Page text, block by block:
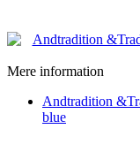
Mere information
Andtradition
blue